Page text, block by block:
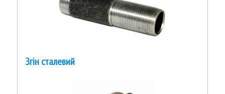
Згін сталевий